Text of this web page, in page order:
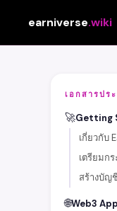
earniverse.wiki
เอกสารปร
🚀Getting
เกี่ยวกับ
เตรียมก
สร้างบัญ
🌐Web3